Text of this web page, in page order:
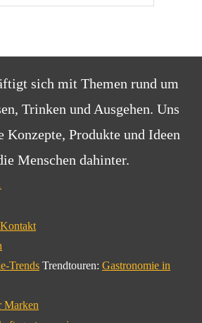
sich mit Themen rund um
Trinken und Ausgehen. Uns
Konzepte, Produkte und Ideen
Menschen dahinter.
Kontakt
Trends Trendtouren: Gastronomie in
Marken